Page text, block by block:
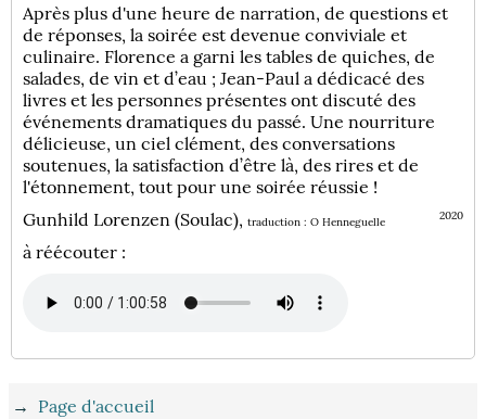
Après plus d'une heure de narration, de questions et
de réponses, la soirée est devenue conviviale et
culinaire. Florence a garni les tables de quiches, de
salades, de vin et d’eau ; Jean-Paul a dédicacé des
livres et les personnes présentes ont discuté des
événements dramatiques du passé. Une nourriture
délicieuse, un ciel clément, des conversations
soutenues, la satisfaction d’être là, des rires et de
l'étonnement, tout pour une soirée réussie !
2020
Gunhild Lorenzen (Soulac),traduction : O Henneguelle
à réécouter :
→ Page d'accueil